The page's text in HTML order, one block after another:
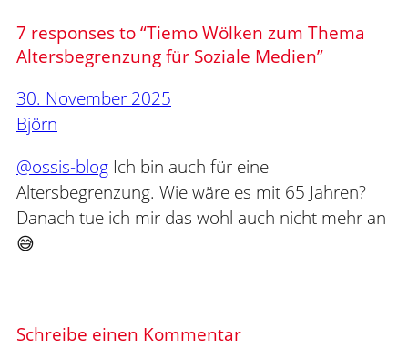
7 responses to “Tiemo Wölken zum Thema
Altersbegrenzung für Soziale Medien”
30. November 2025
Björn
@ossis-blog Ich bin auch für eine
Altersbegrenzung. Wie wäre es mit 65 Jahren?
Danach tue ich mir das wohl auch nicht mehr an
😅
Schreibe einen Kommentar